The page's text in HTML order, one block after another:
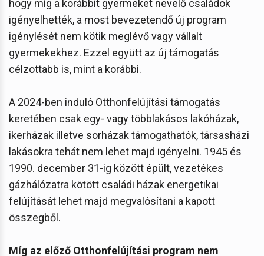
hogy míg a korábbit gyermeket nevelő családok
igényelhették, a most bevezetendő új program
igénylését nem kötik meglévő vagy vállalt
gyermekekhez. Ezzel együtt az új támogatás
célzottabb is, mint a korábbi.
A 2024-ben induló Otthonfelújítási támogatás
keretében csak egy- vagy többlakásos lakóházak,
ikerházak illetve sorházak támogathatók, társasházi
lakásokra tehát nem lehet majd igényelni. 1945 és
1990. december 31-ig között épült, vezetékes
gázhálózatra kötött családi házak energetikai
felújítását lehet majd megvalósítani a kapott
összegből.
Míg az előző Otthonfelújítási program nem